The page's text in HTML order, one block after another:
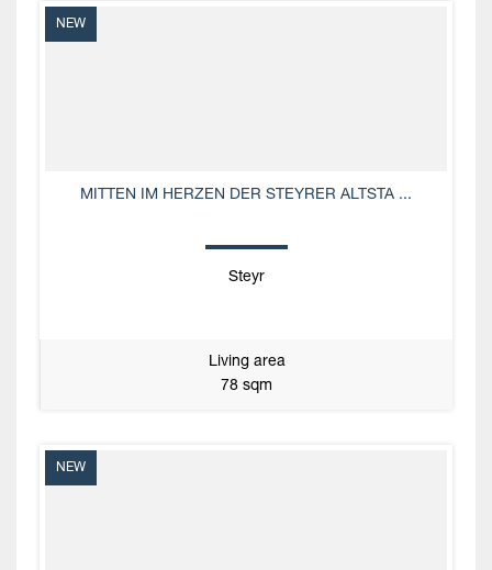
NEW
MITTEN IM HERZEN DER STEYRER ALTSTA ...
Steyr
Living area
78 sqm
NEW